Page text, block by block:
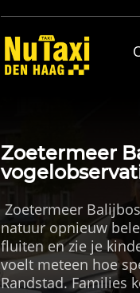
Zoetermeer
Zoetermeer
natuur opnieuw
fluiten en zie je
voelt meteen hoe
Randstad.​ Families